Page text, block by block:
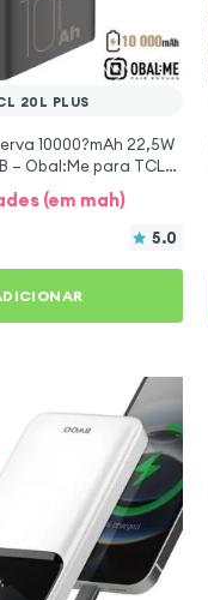
20L PLUS
10000?mAh 22,5W
– Obal:Me para TCL
(em mah)
5.0